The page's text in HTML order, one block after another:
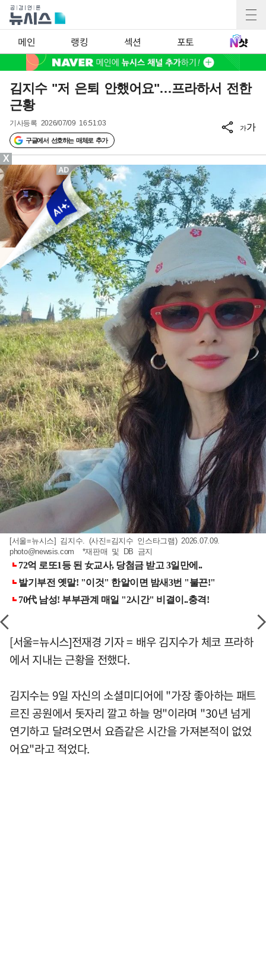
메인 랭킹 섹션 포토
김지수 "저 은퇴 안했어요"…프라하서 전한
근황
기사등록 2026/07/09 16:51:03
구글에서 선호하는 매체로 추가
가가
[서울=뉴시스] 김지수. (사진=김지수 인스타그램) 2026.07.09.
photo@newsis.com *재판매 및 DB 금지
[서울=뉴시스]전재경 기자 = 배우 김지수가 체코 프라하
에서 지내는 근황을 전했다.
김지수는 9일 자신의 소셜미디어에 "가장 좋아하는 패트
르진 공원에서 돗자리 깔고 하늘 멍"이라며 "30년 넘게
연기하고 달려오면서 요즘같은 시간을 가져본적이 없었
어요"라고 적었다.
X